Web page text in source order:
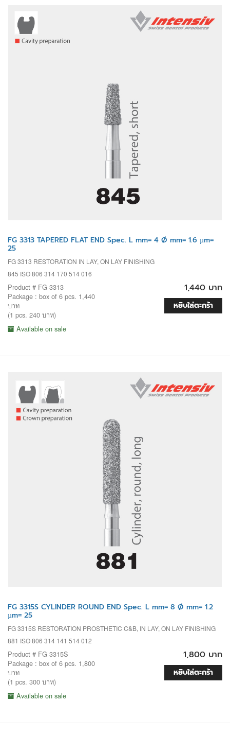
FG 3313 TAPERED FLAT END Spec. L mm= 4 Ø mm= 1.6 µm=
25
FG 3313 RESTORATION IN LAY, ON LAY FINISHING
845 ISO 806 314 170 514 016
Product # FG 3313
Package : box of 6 pcs. 1,440
บาท
(1 pcs. 240 บาท)
Available on sale
1,440 บาท
หยิบใส่ตะกร้า
FG 3315S CYLINDER ROUND END Spec. L mm= 8 Ø mm= 1.2
µm= 25
FG 3315S RESTORATION PROSTHETIC C&B, IN LAY, ON LAY FINISHING
881 ISO 806 314 141 514 012
Product # FG 3315S
Package : box of 6 pcs. 1,800
บาท
(1 pcs. 300 บาท)
Available on sale
1,800 บาท
หยิบใส่ตะกร้า